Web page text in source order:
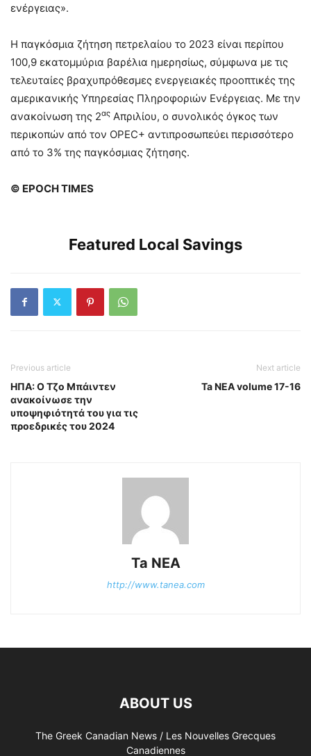
ενέργειας».
Η παγκόσμια ζήτηση πετρελαίου το 2023 είναι περίπου
100,9 εκατομμύρια βαρέλια ημερησίως, σύμφωνα με τις
τελευταίες βραχυπρόθεσμες ενεργειακές προοπτικές της
αμερικανικής Υπηρεσίας Πληροφοριών Ενέργειας. Με την
ανακοίνωση της 2ας Απριλίου, ο συνολικός όγκος των
περικοπών από τον OPEC+ αντιπροσωπεύει περισσότερο
από το 3% της παγκόσμιας ζήτησης.
© EPOCH TIMES
Featured Local Savings
Previous article
ΗΠΑ: Ο Τζο Μπάιντεν
ανακοίνωσε την
υποψηφιότητά του για τις
προεδρικές του 2024
Next article
Ta NEA volume 17-16
Ta NEA
http://www.tanea.com
ABOUT US
The Greek Canadian News / Les Nouvelles Grecques
Canadiennes